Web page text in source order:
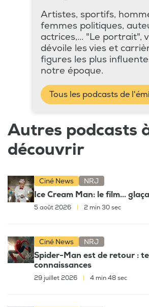
Artistes, sportifs,
femmes politiques,
actrices,... "Le portrait",
dévoile les vies et
figures les plus
notre époque.
Tous les podcasts de
Autres podcasts
découvrir
Ciné News NRJ
Ice Cream Man: le film...
5 août 2026 2 min 30 sec
Ciné News NRJ
Spider-Man est de retour :
connaissances
29 juillet 2026 4 min 48 sec